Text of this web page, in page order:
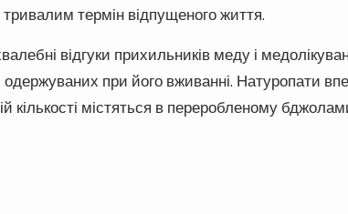
термін відпущеного життя.
відгуки прихильників меду і
одержуваних при його вживанні. Натуропати
кількості містяться в переробленому